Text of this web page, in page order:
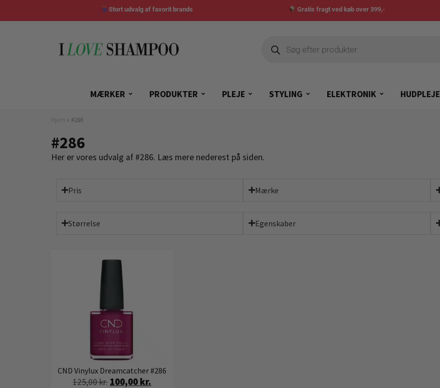
Stort udvalg af favorit brands Gratis fragt ved køb over 399,-
MÆRKER PRODUKTER PLEJE STYLING ELEKTRONIK HUDPLEJE
» #286
#286
Her er vores udvalg af #286. Læs mere nederest på siden.
Pris Mærke
Størrelse Egenskaber
CND Vinylux Dreamcatcher #286
125,00kr. 100,00 kr.